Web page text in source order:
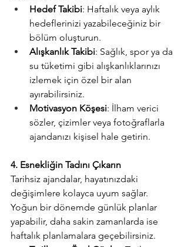
Hedef Takibi: Haftalık veya aylık
hedeflerinizi yazabileceğiniz bir
bölüm oluşturun.
Alışkanlık Takibi: Sağlık, spor ya da
su tüketimi gibi alışkanlıklarınızı
izlemek için özel bir alan
ayırabilirsiniz.
Motivasyon Köşesi: İlham verici
sözler, çizimler veya fotoğraflarla
ajandanızı kişisel hale getirin.
4. Esnekliğin Tadını Çıkarın
Tarihsiz ajandalar, hayatınızdaki
değişimlere kolayca uyum sağlar.
Yoğun bir dönemde günlük planlar
yapabilir, daha sakin zamanlarda ise
haftalık planlamalara geçebilirsiniz.